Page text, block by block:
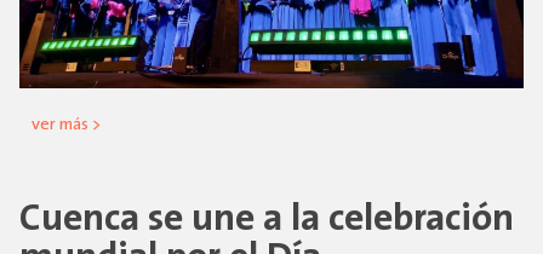
ver más >
Cuenca se une a la celebración